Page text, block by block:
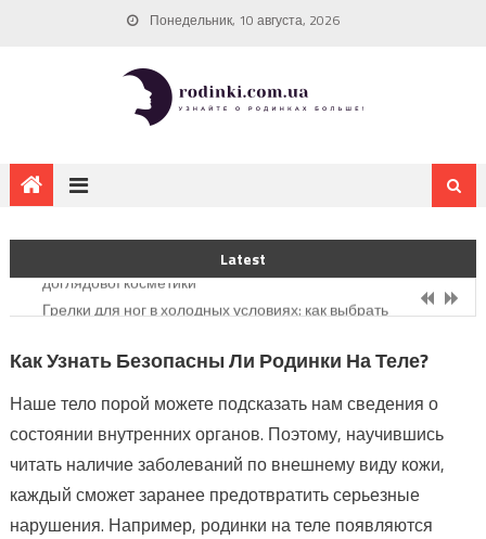
Понедельник, 10 августа, 2026
Latest
Що має бути в асортименті магазину дитячого одягу для
доглядової косметики
Грелки для ног в холодных условиях: как выбрать
Что важно знать о вирусе папилломы человека
Що має бути в асортименті магазину дитячого одягу для
найменших
Натурально та локально: ТОП українських брендів
доглядової косметики
Как Узнать Безопасны Ли Родинки На Теле?
Наше тело порой можете подсказать нам сведения о
состоянии внутренних органов. Поэтому, научившись
читать наличие заболеваний по внешнему виду кожи,
каждый сможет заранее предотвратить серьезные
нарушения. Например, родинки на теле появляются